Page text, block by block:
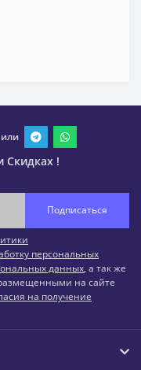
!
Подписаться
персональных
данных, а так же
на сайте
на получение